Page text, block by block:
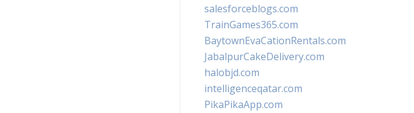
salesforceblogs.com
TrainGames365.com
BaytownEvaCationRentals.com
JabalpurCakeDelivery.com
halobjd.com
intelligenceqatar.com
PikaPikaApp.com